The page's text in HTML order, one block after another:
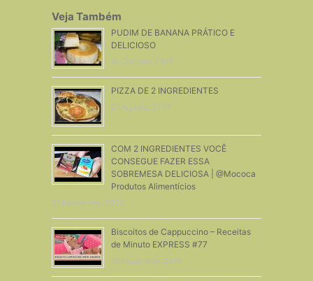
Veja Também
PUDIM DE BANANA PRÁTICO E
DELICIOSO
10 Outubro, 2017
PIZZA DE 2 INGREDIENTES
27 Agosto, 2017
COM 2 INGREDIENTES VOCÊ
CONSEGUE FAZER ESSA
SOBREMESA DELICIOSA | @Mococa
Produtos Alimentícios
21 Novembro, 2022
Biscoitos de Cappuccino – Receitas
de Minuto EXPRESS #77
12 Dezembro, 2013